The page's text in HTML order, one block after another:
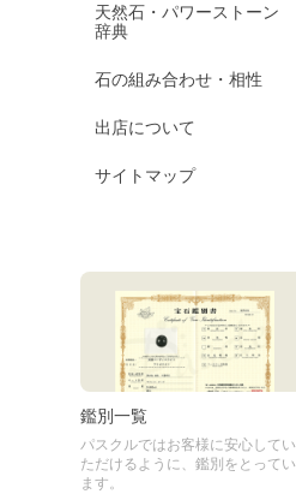
天然石・パワーストーン
辞典
石の組み合わせ・相性
出店について
サイトマップ
鑑別一覧
パスクルではお客様に安心してい
ただけるように、鑑別をとってい
ます。